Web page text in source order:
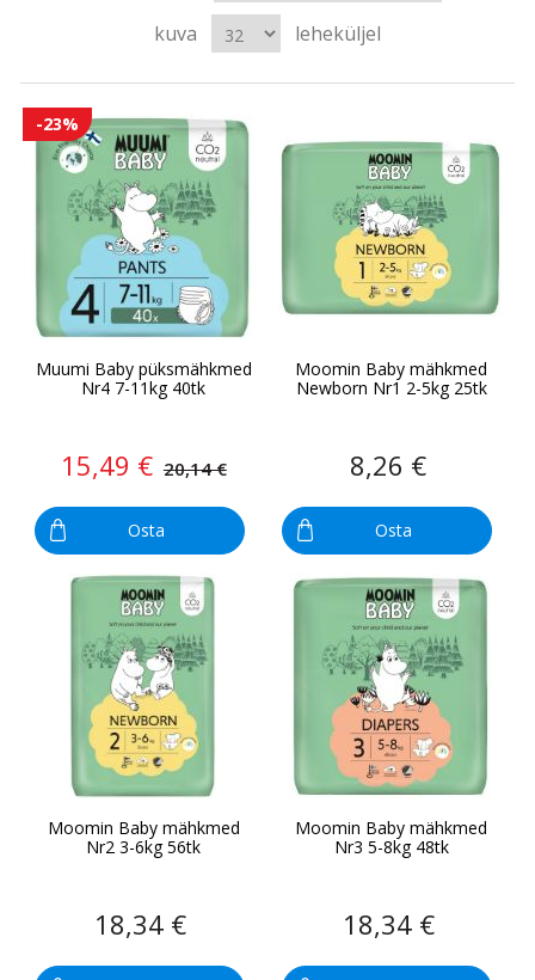
kuva
leheküljel
-23%
Muumi Baby püksmähkmed
Nr4 7-11kg 40tk
15,49 € 20,14 €
Osta
Moomin Baby mähkmed
Newborn Nr1 2-5kg 25tk
8,26 €
Osta
Moomin Baby mähkmed
Nr2 3-6kg 56tk
18,34 €
Moomin Baby mähkmed
Nr3 5-8kg 48tk
18,34 €